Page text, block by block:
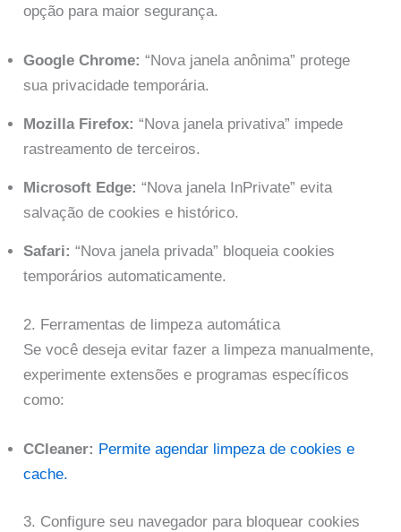
opção para maior segurança.
Google Chrome: “Nova janela anônima” protege
sua privacidade temporária.
Mozilla Firefox: “Nova janela privativa” impede
rastreamento de terceiros.
Microsoft Edge: “Nova janela InPrivate” evita
salvação de cookies e histórico.
Safari: “Nova janela privada” bloqueia cookies
temporários automaticamente.
2. Ferramentas de limpeza automática
Se você deseja evitar fazer a limpeza manualmente,
experimente extensões e programas específicos
como:
CCleaner: Permite agendar limpeza de cookies e
cache.
3. Configure seu navegador para bloquear cookies